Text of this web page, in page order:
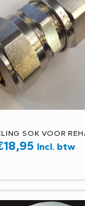
SOK VOOR
18,95 Incl. btw